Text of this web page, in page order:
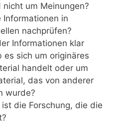
um Meinungen?
Informationen in
nachprüfen?
Informationen klar
es sich um originäres
handelt oder um
das von anderer
wurde?
die Forschung, die die